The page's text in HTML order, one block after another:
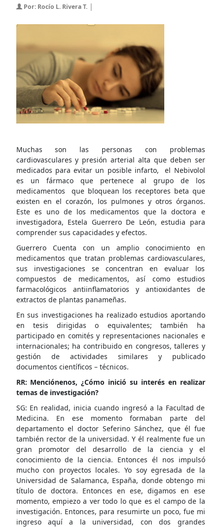
Por: Rocío L. Rivera T.|
Muchas son las personas con problemas
cardiovasculares y presión arterial alta que deben ser
medicados para evitar un posible infarto, el Nebivolol
es un fármaco que pertenece al grupo de los
medicamentos que bloquean los receptores beta que
existen en el corazón, los pulmones y otros órganos.
Este es uno de los medicamentos que la doctora e
investigadora, Estela Guerrero De León, estudia para
comprender sus capacidades y efectos.
Guerrero Cuenta con un amplio conocimiento en
medicamentos que tratan problemas cardiovasculares,
sus investigaciones se concentran en evaluar los
compuestos de medicamentos, así como estudios
farmacológicos antiinflamatorios y antioxidantes de
extractos de plantas panameñas.
En sus investigaciones ha realizado estudios aportando
en tesis dirigidas o equivalentes; también ha
participado en comités y representaciones nacionales e
internacionales; ha contribuido en congresos, talleres y
gestión de actividades similares y publicado
documentos científicos – técnicos.
RR: Menciónenos, ¿Cómo inició su interés en realizar
temas de investigación?
SG: En realidad, inicia cuando ingresó a la Facultad de
Medicina. En ese momento formaban parte del
departamento el doctor Seferino Sánchez, que él fue
también rector de la universidad. Y él realmente fue un
gran promotor del desarrollo de la ciencia y el
conocimiento de la ciencia. Entonces él nos impulsó
mucho con proyectos locales. Yo soy egresada de la
Universidad de Salamanca, España, donde obtengo mi
título de doctora. Entonces en ese, digamos en ese
momento, empiezo a ver todo lo que es el campo de la
investigación. Entonces, para resumirte un poco, fue mi
ingreso aquí a la universidad, con dos grandes